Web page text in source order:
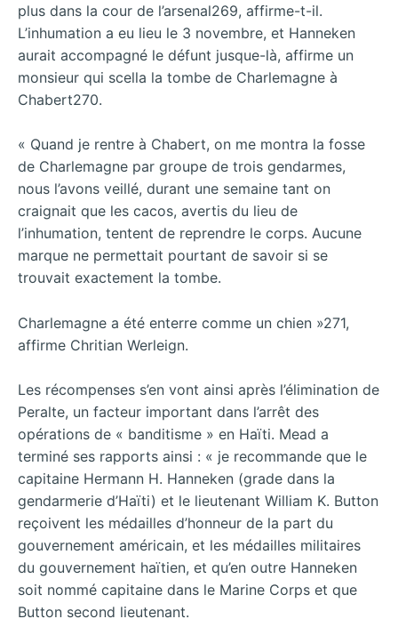
plus dans la cour de l’arsenal269, affirme-t-il.
L’inhumation a eu lieu le 3 novembre, et Hanneken
aurait accompagné le défunt jusque-là, affirme un
monsieur qui scella la tombe de Charlemagne à
Chabert270.
« Quand je rentre à Chabert, on me montra la fosse
de Charlemagne par groupe de trois gendarmes,
nous l’avons veillé, durant une semaine tant on
craignait que les cacos, avertis du lieu de
l’inhumation, tentent de reprendre le corps. Aucune
marque ne permettait pourtant de savoir si se
trouvait exactement la tombe.
Charlemagne a été enterre comme un chien »271,
affirme Chritian Werleign.
Les récompenses s’en vont ainsi après l’élimination de
Peralte, un facteur important dans l’arrêt des
opérations de « banditisme » en Haïti. Mead a
terminé ses rapports ainsi : « je recommande que le
capitaine Hermann H. Hanneken (grade dans la
gendarmerie d’Haïti) et le lieutenant William K. Button
reçoivent les médailles d’honneur de la part du
gouvernement américain, et les médailles militaires
du gouvernement haïtien, et qu’en outre Hanneken
soit nommé capitaine dans le Marine Corps et que
Button second lieutenant.